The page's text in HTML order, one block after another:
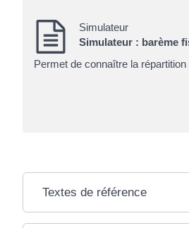
Simulateur
Simulateur : barème
Permet de connaître la
Textes de référence